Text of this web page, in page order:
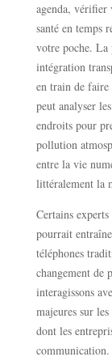
agenda, vérifier
santé en temps
votre poche. La
intégration
en train de
peut analyser
endroits pour
pollution
entre la vie
littéralement la
Certains
pourrait
téléphones
changement de
interagissons
majeures sur
dont les
communication.